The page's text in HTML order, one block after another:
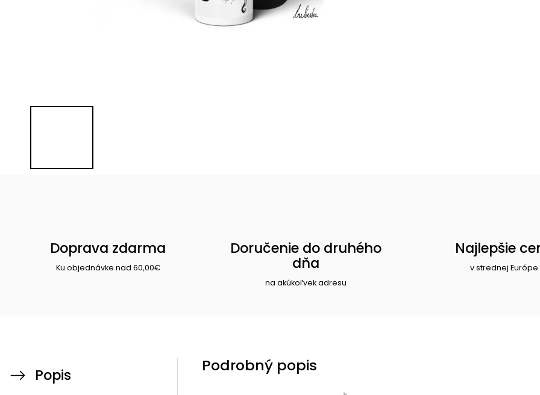
Doprava zdarma
Ku objednávke nad 60,00€
Doručenie do druhého
dňa
na akúkoľvek adresu
Najlepšie
v strednej Európe
Popis
Podrobný popis